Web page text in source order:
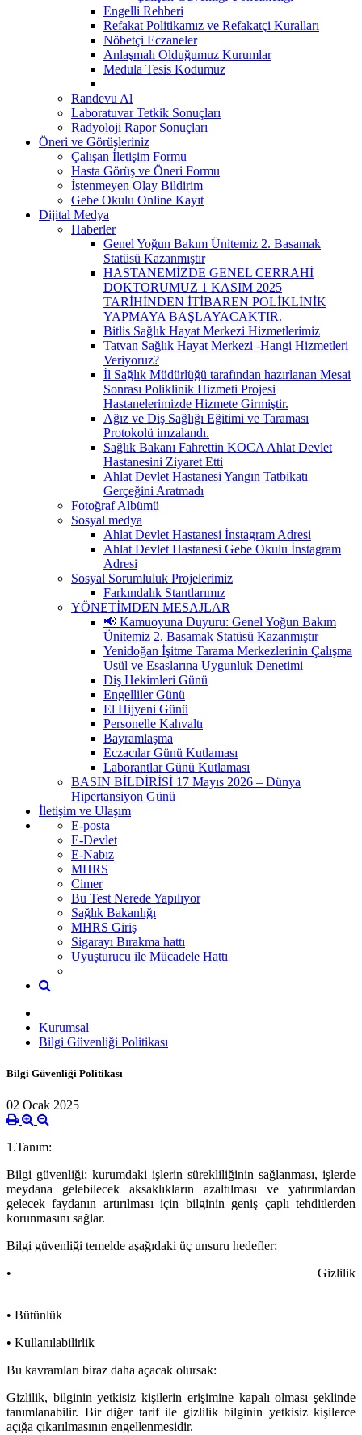
Engelli Rehberi
Refakat Politikamız ve Refakatçi Kuralları
Nöbetçi Eczaneler
Anlaşmalı Olduğumuz Kurumlar
Medula Tesis Kodumuz
Randevu Al
Laboratuvar Tetkik Sonuçları
Radyoloji Rapor Sonuçları
Öneri ve Görüşleriniz
Çalışan İletişim Formu
Hasta Görüş ve Öneri Formu
İstenmeyen Olay Bildirim
Gebe Okulu Online Kayıt
Dijital Medya
Haberler
Genel Yoğun Bakım Ünitemiz 2. Basamak
Statüsü Kazanmıştır
HASTANEMİZDE GENEL CERRAHİ
DOKTORUMUZ 1 KASIM 2025
TARİHİNDEN İTİBAREN POLİKLİNİK
YAPMAYA BAŞLAYACAKTIR.
Bitlis Sağlık Hayat Merkezi Hizmetlerimiz
Tatvan Sağlık Hayat Merkezi -Hangi Hizmetleri
Veriyoruz?
İl Sağlık Müdürlüğü tarafından hazırlanan Mesai
Sonrası Poliklinik Hizmeti Projesi
Hastanelerimizde Hizmete Girmiştir.
Ağız ve Diş Sağlığı Eğitimi ve Taraması
Protokolü imzalandı.
Sağlık Bakanı Fahrettin KOCA Ahlat Devlet
Hastanesini Ziyaret Etti
Ahlat Devlet Hastanesi Yangın Tatbikatı
Gerçeğini Aratmadı
Fotoğraf Albümü
Sosyal medya
Ahlat Devlet Hastanesi İnstagram Adresi
Ahlat Devlet Hastanesi Gebe Okulu İnstagram
Adresi
Sosyal Sorumluluk Projelerimiz
Farkındalık Stantlarımız
YÖNETİMDEN MESAJLAR
📢 Kamuoyuna Duyuru: Genel Yoğun Bakım
Ünitemiz 2. Basamak Statüsü Kazanmıştır
Yenidoğan İşitme Tarama Merkezlerinin Çalışma
Usül ve Esaslarına Uygunluk Denetimi
Diş Hekimleri Günü
Engelliler Günü
El Hijyeni Günü
Personelle Kahvaltı
Bayramlaşma
Eczacılar Günü Kutlaması
Laborantlar Günü Kutlaması
BASIN BİLDİRİSİ 17 Mayıs 2026 – Dünya
Hipertansiyon Günü
İletişim ve Ulaşım
E-posta
E-Devlet
E-Nabız
MHRS
Cimer
Bu Test Nerede Yapılıyor
Sağlık Bakanlığı
MHRS Giriş
Sigarayı Bırakma hattı
Uyuşturucu ile Mücadele Hattı
Kurumsal
Bilgi Güvenliği Politikası
Bilgi Güvenliği Politikası
02 Ocak 2025
1.Tanım:
Bilgi güvenliği; kurumdaki işlerin sürekliliğinin sağlanması, işlerde
meydana gelebilecek aksaklıkların azaltılması ve yatırımlardan
gelecek faydanın artırılması için bilginin geniş çaplı tehditlerden
korunmasını sağlar.
Bilgi güvenliği temelde aşağıdaki üç unsuru hedefler:
• Gizlilik
• Bütünlük
• Kullanılabilirlik
Bu kavramları biraz daha açacak olursak:
Gizlilik, bilginin yetkisiz kişilerin erişimine kapalı olması şeklinde
tanımlanabilir. Bir diğer tarif ile gizlilik bilginin yetkisiz kişilerce
açığa çıkarılmasının engellenmesidir.